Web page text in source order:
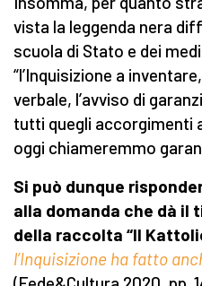
vista la leggenda nera
scuola di Stato e dei
“l’Inquisizione a
verbale, l’avviso di
tutti quegli accorgimenti
oggi chiameremmo
Si può dunque
alla domanda che dà il
della raccolta “Il
l’Inquisizione ha fatto